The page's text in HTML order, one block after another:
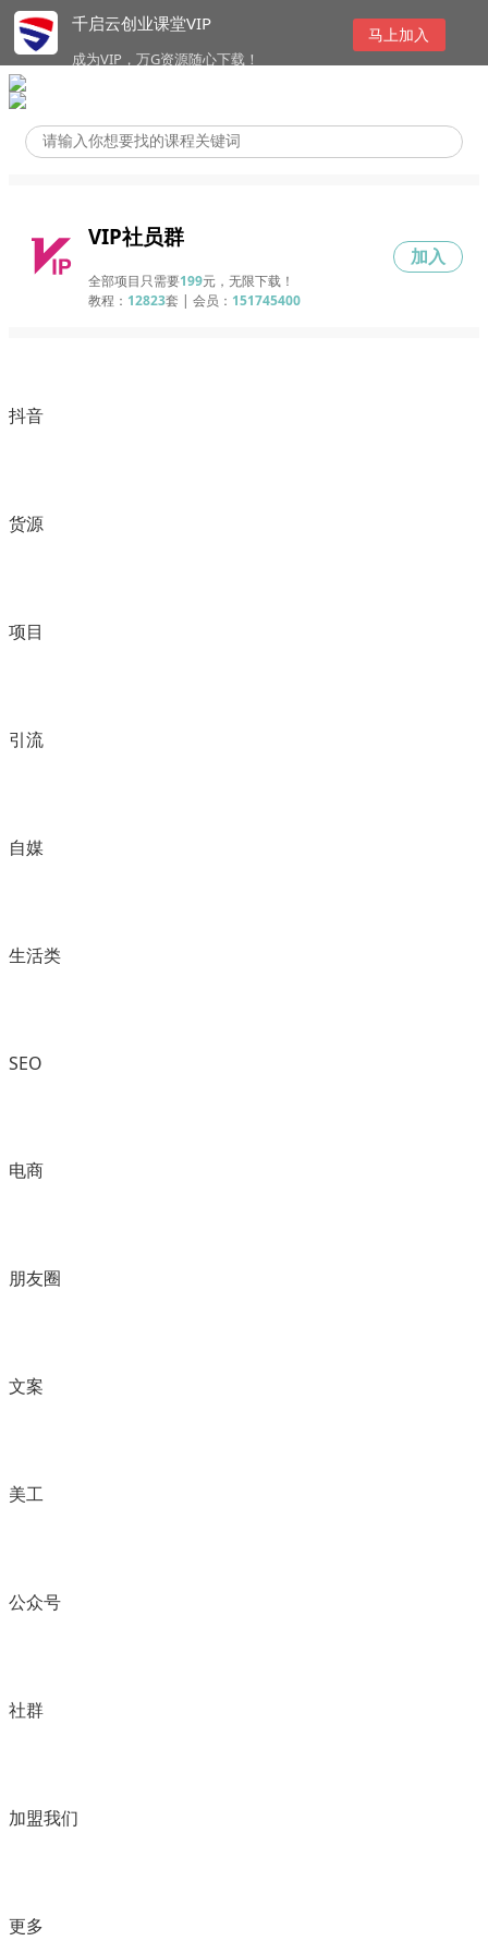
千启云创业课堂VIP
成为VIP，万G资源随心下载！
马上加入
VIP社员群
全部项目只需要199元，无限下载！
教程： 12823套 | 会员： 151745400
加入
抖音
货源
项目
引流
自媒
生活类
SEO
电商
朋友圈
文案
美工
公众号
社群
加盟我们
更多